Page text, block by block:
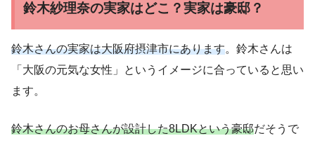
鈴木紗理奈の実家はどこ？実家は豪邸？
鈴木さんの実家は大阪府摂津市にあります。鈴木さんは
「大阪の元気な女性」というイメージに合っていると思い
ます。
鈴木さんのお母さんが設計した8LDKという豪邸だそうで